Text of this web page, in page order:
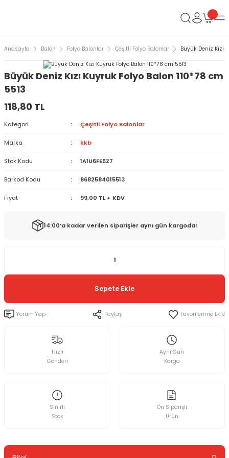
Anasayfa Balon Folyo Balonlar Çeşitli Folyo Balonlar Büyük Deniz Kızı
Büyük Deniz Kızı Kuyruk Folyo Balon 110*78 cm
5513
118,80 TL
Kategori Çeşitli Folyo Balonlar
Marka kkb
Stok Kodu 1A1U6FE5Z7
Barkod Kodu 8682584015513
Fiyat 99,00 TL + KDV
14:00’a kadar verilen siparişler aynı gün kargoda!
Sepete Ekle
Yorum Yap Paylaş
Hızlı
Gönderi
Aynı Gün
Kargo
Sınırlı
Stok
Ön Siparişli
Ürün